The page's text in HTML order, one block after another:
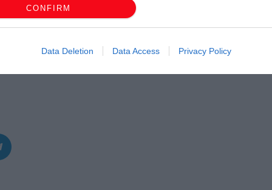
CONFIRM
Data Deletion Data Access Privacy Policy